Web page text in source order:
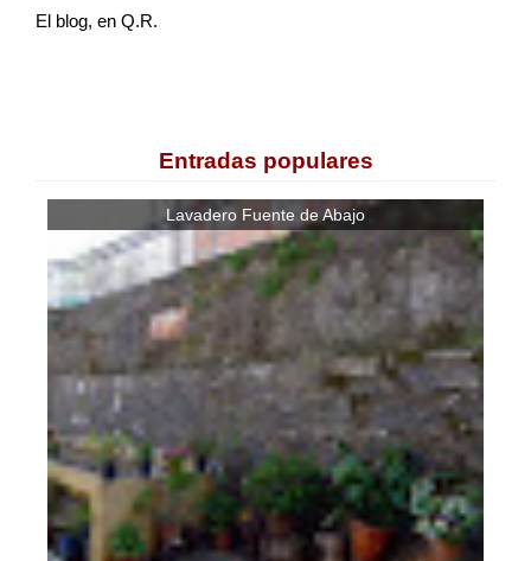
El blog, en Q.R.
Entradas populares
Lavadero Fuente de Abajo